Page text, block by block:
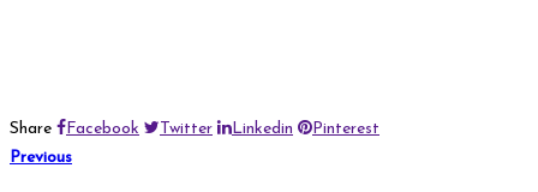
Share Facebook Twitter Linkedin
Pinterest
Previous